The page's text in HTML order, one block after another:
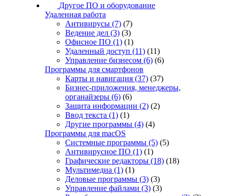
Другое ПО и оборудование
Удаленная работа
Антивирусы (7) (7)
Ведение дел (3) (3)
Офисное ПО (1) (1)
Удаленный доступ (11) (11)
Управление бизнесом (6) (6)
Программы для смартфонов
Карты и навигация (37) (37)
Бизнес-приложения, менеджеры,
органайзеры (6) (6)
Защита информации (2) (2)
Ввод текста (1) (1)
Другие программы (4) (4)
Программы для macOS
Системные программы (5) (5)
Антивирусное ПО (1) (1)
Графические редакторы (18) (18)
Мультимедиа (1) (1)
Деловые программы (3) (3)
Управление файлами (3) (3)